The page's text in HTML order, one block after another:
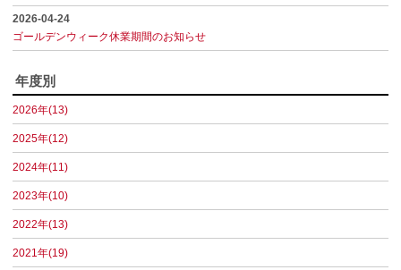
2026-04-24
ゴールデンウィーク休業期間のお知らせ
年度別
2026年(13)
2025年(12)
2024年(11)
2023年(10)
2022年(13)
2021年(19)